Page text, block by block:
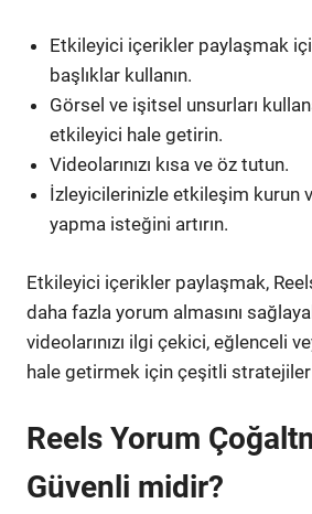
Etkileyici içerikler paylaşmak
başlıklar kullanın.
Görsel ve işitsel unsurları
etkileyici hale getirin.
Videolarınızı kısa ve öz tutun.
İzleyicilerinizle etkileşim kurun
yapma isteğini artırın.
Etkileyici içerikler paylaşmak,
daha fazla yorum almasını
videolarınızı ilgi çekici, eğlenceli
hale getirmek için çeşitli
Reels Yorum
Güvenli midir?